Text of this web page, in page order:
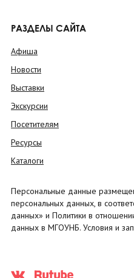
РАЗДЕЛЫ САЙТА
Афиша
Новости
Выставки
Экскурсии
Посетителям
Ресурсы
Каталоги
Персональные данные
персональных данных, в
данных» и Политики в
данных в МГОУНБ. Условия и